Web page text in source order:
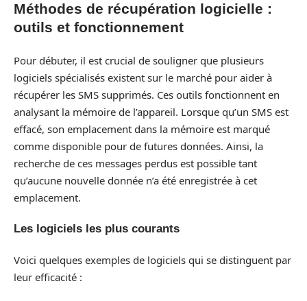
Méthodes de récupération logicielle :
outils et fonctionnement
Pour débuter, il est crucial de souligner que plusieurs
logiciels spécialisés existent sur le marché pour aider à
récupérer les SMS supprimés. Ces outils fonctionnent en
analysant la mémoire de l’appareil. Lorsque qu’un SMS est
effacé, son emplacement dans la mémoire est marqué
comme disponible pour de futures données. Ainsi, la
recherche de ces messages perdus est possible tant
qu’aucune nouvelle donnée n’a été enregistrée à cet
emplacement.
Les logiciels les plus courants
Voici quelques exemples de logiciels qui se distinguent par
leur efficacité :